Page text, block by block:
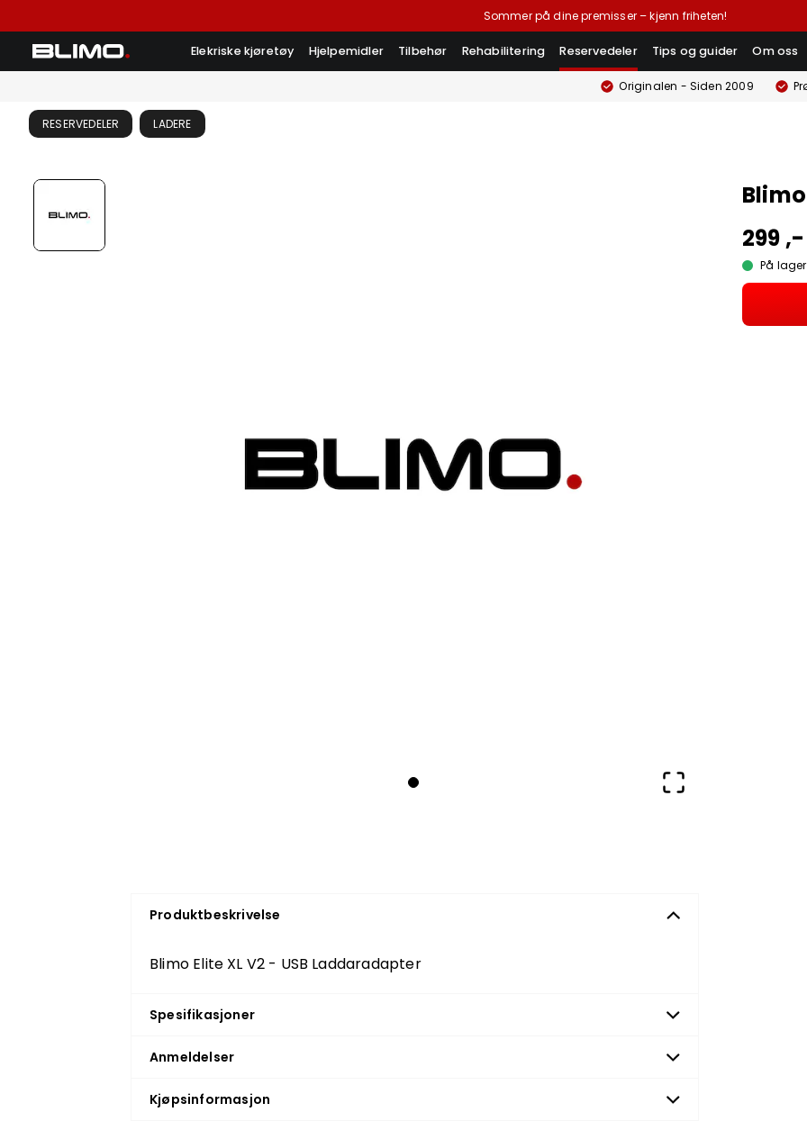
Sommer på dine premisser – kjenn friheten!
Elekriske kjøretøy Hjelpemidler Tilbehør Rehabilitering Reservedeler Tips og guider Om oss
Originalen - Siden 2009
RESERVEDELER LADERE
299 ,-
På lager
Produktbeskrivelse
Blimo Elite XL V2 - USB Laddaradapter
Spesifikasjoner
Anmeldelser
Kjøpsinformasjon